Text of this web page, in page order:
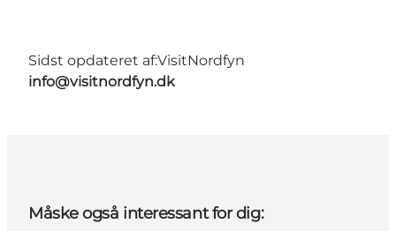
Sidst opdateret af:VisitNordfyn
info@visitnordfyn.dk
Måske også interessant for dig: